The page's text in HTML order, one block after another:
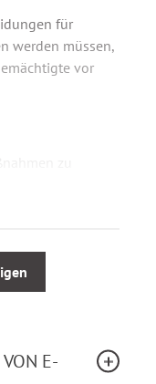
für
werden müssen,
vor
und der
für
E-